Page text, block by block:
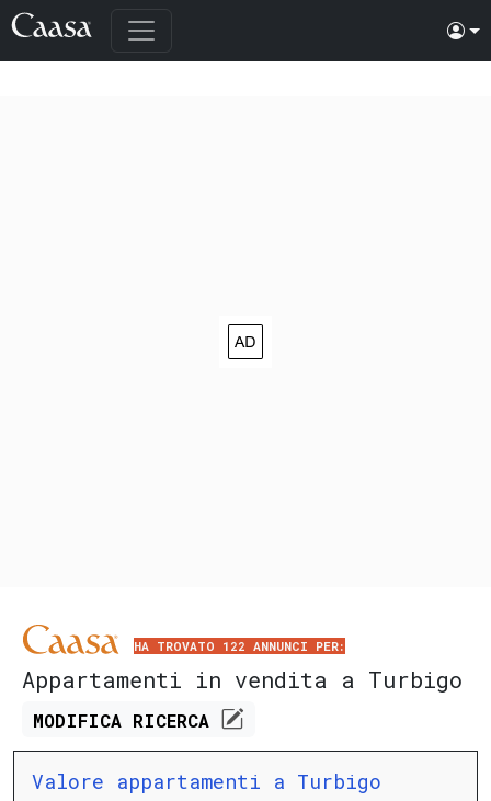
HA TROVATO 122 ANNUNCI PER:
Appartamenti in vendita a Turbigo
MODIFICA RICERCA
Valore appartamenti a Turbigo